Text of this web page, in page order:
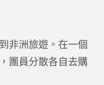
非洲旅遊。在一個
團員分散各自去購